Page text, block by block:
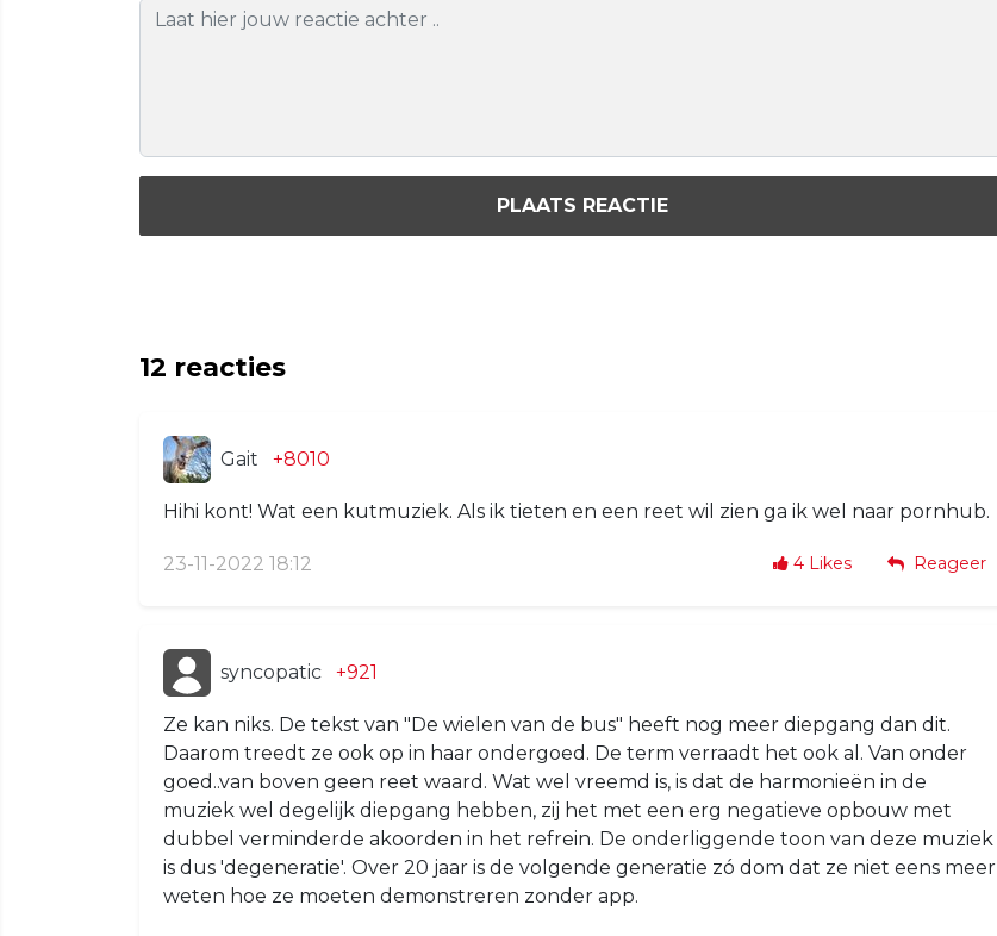
PLAATS REACTIE
12 reacties
Gait +8010
Hihi kont! Wat een kutmuziek. Als ik tieten en een reet wil zien ga ik wel naar pornhub.
23-11-2022 18:12 4 Likes Reageer
syncopatic +921
Ze kan niks. De tekst van "De wielen van de bus" heeft nog meer diepgang dan dit.
Daarom treedt ze ook op in haar ondergoed. De term verraadt het ook al. Van onder
goed..van boven geen reet waard. Wat wel vreemd is, is dat de harmonieën in de
muziek wel degelijk diepgang hebben, zij het met een erg negatieve opbouw met
dubbel verminderde akoorden in het refrein. De onderliggende toon van deze muziek
is dus 'degeneratie'. Over 20 jaar is de volgende generatie zó dom dat ze niet eens meer
weten hoe ze moeten demonstreren zonder app.